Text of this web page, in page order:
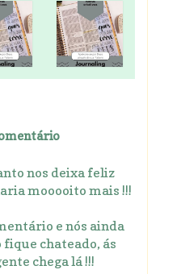
nos deixa feliz
mooooito mais !!!
e nós ainda
fique chateado, ás
chega lá !!!